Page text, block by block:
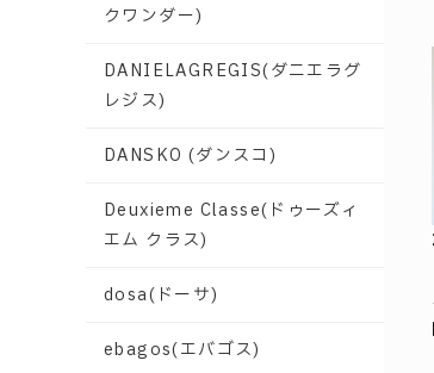
クワンダー)
DANIELAGREGIS(ダニエラグ
レジス)
DANSKO (ダンスコ)
Deuxieme Classe(ドゥーズィ
エム クラス)
dosa(ドーサ)
ebagos(エバゴス)